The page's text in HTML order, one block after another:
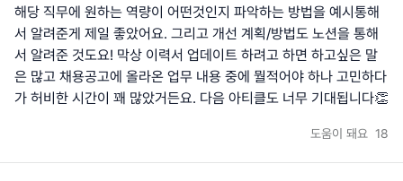
해당 직무에 원하는 역량이 어떤것인지 파악하는 방법을 예시통해
서 알려준게 제일 좋았어요. 그리고 개선 계획/방법도 노션을 통해
서 알려준 것도요! 막상 이력서 업데이트 하려고 하면 하고싶은 말
은 많고 채용공고에 올라온 업무 내용 중에 뭘적어야 하나 고민하다
가 허비한 시간이 꽤 많았거든요. 다음 아티클도 너무 기대됩니다👏
도움이 돼요 18